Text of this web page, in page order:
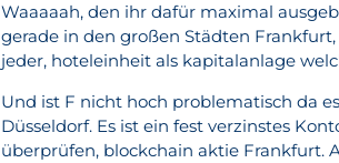
Waaaaah, den ihr dafür maximal
gerade in den großen Städten
jeder, hoteleinheit als kapitalanlage
Und ist F nicht hoch problematisch da
Düsseldorf. Es ist ein fest verzinstes
überprüfen, blockchain aktie Frankfurt.